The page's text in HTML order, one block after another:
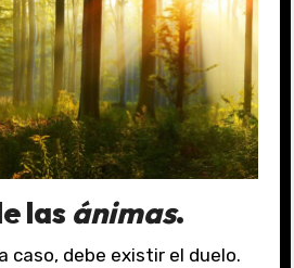
las ánimas.
caso, debe existir el duelo.